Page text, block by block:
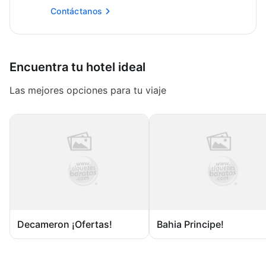
Contáctanos
Encuentra tu hotel ideal
Las mejores opciones para tu viaje
Decameron ¡Ofertas! Bahia Principe!